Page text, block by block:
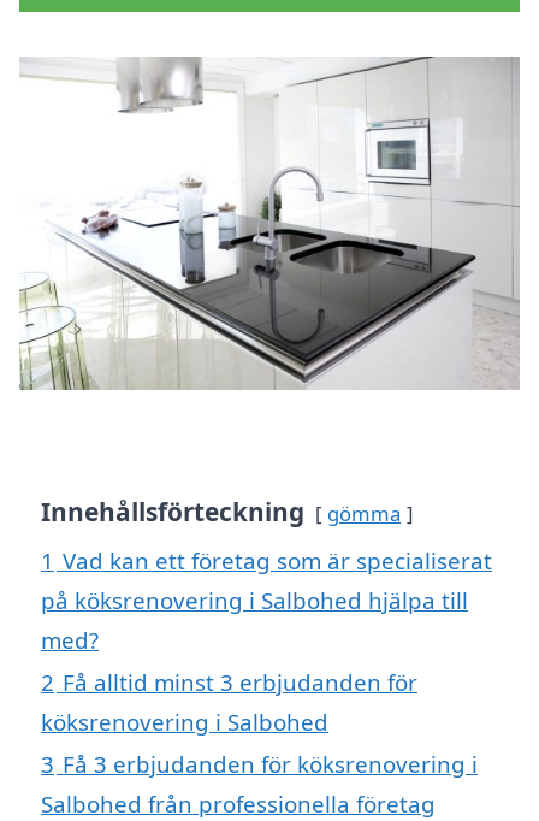
Innehållsförteckning gömma
1 Vad kan ett företag som är specialiserat
på köksrenovering i Salbohed hjälpa till
med?
2 Få alltid minst 3 erbjudanden för
köksrenovering i Salbohed
3 Få 3 erbjudanden för köksrenovering i
Salbohed från professionella företag